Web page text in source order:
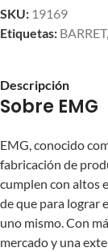
SKU: 19169
Etiquetas: BARRET,
Descripción
Sobre EMG
EMG, conocido
fabricación de
cumplen con altos
de que para lograr
uno mismo. Con
mercado y una